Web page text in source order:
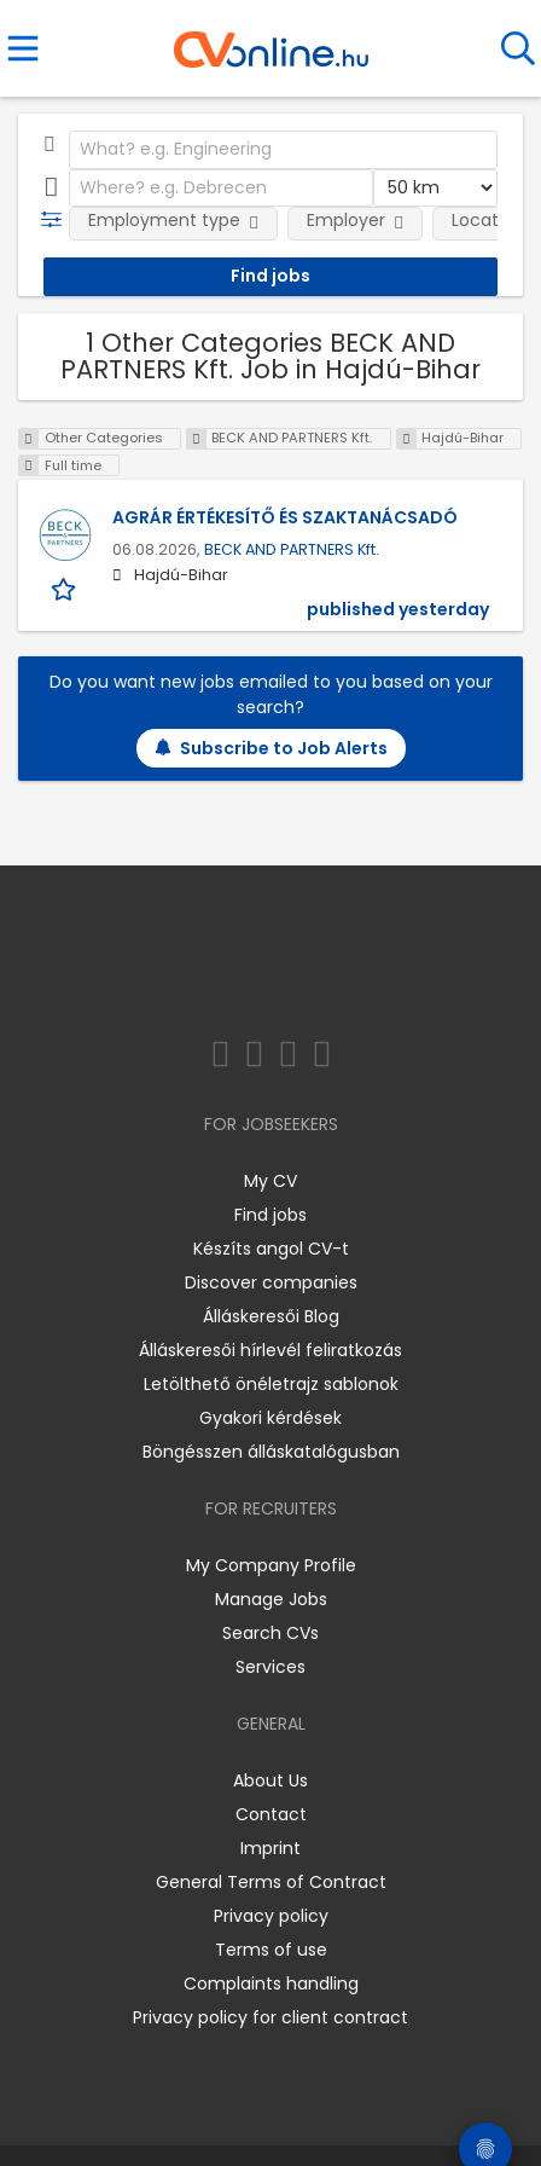
Employment type Employer Location
1 Other Categories BECK AND
PARTNERS Kft. Job in Hajdú-Bihar
Other Categories BECK AND PARTNERS Kft.
Hajdú-Bihar
Full time
AGRÁR ÉRTÉKESÍTŐ ÉS SZAKTANÁCSADÓ
06.08.2026, BECK AND PARTNERS Kft.
Hajdú-Bihar
published yesterday
Do you want new jobs emailed to you based on your
search?
Subscribe to Job Alerts
FOR JOBSEEKERS
My CV
Find jobs
Készíts angol CV-t
Discover companies
Álláskeresői Blog
Álláskeresői hírlevél feliratkozás
Letölthető önéletrajz sablonok
Gyakori kérdések
Böngésszen álláskatalógusban
FOR RECRUITERS
My Company Profile
Manage Jobs
Search CVs
Services
GENERAL
About Us
Contact
Imprint
General Terms of Contract
Privacy policy
Terms of use
Complaints handling
Privacy policy for client contract